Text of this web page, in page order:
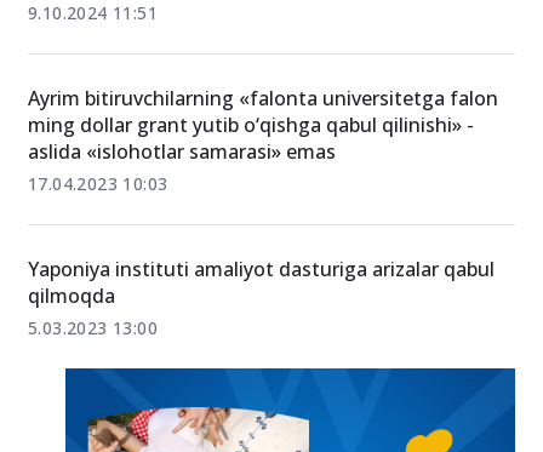
9.10.2024 11:51
Ayrim bitiruvchilarning «falonta universitetga falon
ming dollar grant yutib o‘qishga qabul qilinishi» -
aslida «islohotlar samarasi» emas
17.04.2023 10:03
Yaponiya instituti amaliyot dasturiga arizalar qabul
qilmoqda
5.03.2023 13:00